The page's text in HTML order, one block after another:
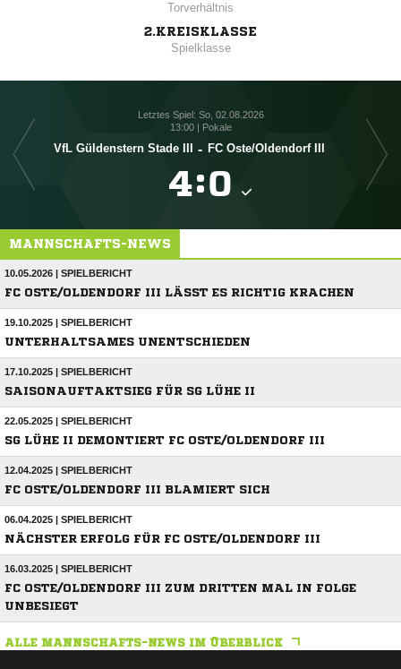
Torverhältnis
2.KREISKLASSE
Spielklasse
Letztes Spiel: So, 02.08.2026
13:00 | Pokale
VfL Güldenstern Stade III - FC Oste/​Oldendorf III
:
MANNSCHAFTS-NEWS
10.05.2026 | SPIELBERICHT
FC OSTE/OLDENDORF III LÄSST ES RICHTIG KRACHEN
19.10.2025 | SPIELBERICHT
UNTERHALTSAMES UNENTSCHIEDEN
17.10.2025 | SPIELBERICHT
SAISONAUFTAKTSIEG FÜR SG LÜHE II
22.05.2025 | SPIELBERICHT
SG LÜHE II DEMONTIERT FC OSTE/OLDENDORF III
12.04.2025 | SPIELBERICHT
FC OSTE/OLDENDORF III BLAMIERT SICH
06.04.2025 | SPIELBERICHT
NÄCHSTER ERFOLG FÜR FC OSTE/OLDENDORF III
16.03.2025 | SPIELBERICHT
FC OSTE/OLDENDORF III ZUM DRITTEN MAL IN FOLGE
UNBESIEGT
ALLE MANNSCHAFTS-NEWS IM ÜBERBLICK